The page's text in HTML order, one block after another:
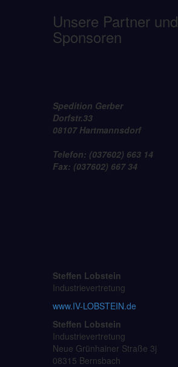
Unsere Partner und
Sponsoren
Spedition Gerber
Dorfstr.33
08107 Hartmannsdorf
Telefon: (037602) 663 14
Fax: (037602) 667 34
Steffen Lobstein
Industrievertretung
www.IV-LOBSTEIN.de
Steffen Lobstein
Industrievertretung
Neue Grünhainer Straße 3j
08315 Bernsbach